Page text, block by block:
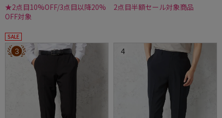
★2点目10%OFF/3点目以降20%
OFF対象
2点目半額セール対象商品
SALE
3 4